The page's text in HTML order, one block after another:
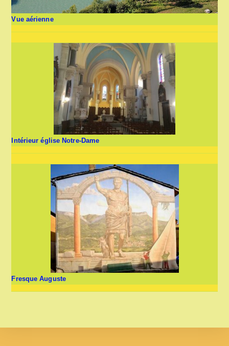
Vue aérienne
Intérieur église Notre-Dame
Fresque Auguste